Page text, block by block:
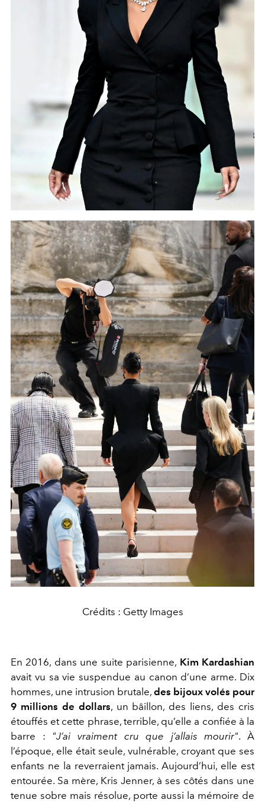
Crédits : Getty Images
En 2016, dans une suite parisienne, Kim Kardashian
avait vu sa vie suspendue au canon d’une arme. Dix
hommes, une intrusion brutale, des bijoux volés pour
9 millions de dollars, un bâillon, des liens, des cris
étouffés et cette phrase, terrible, qu’elle a confiée à la
barre : "J’ai vraiment cru que j’allais mourir". À
l’époque, elle était seule, vulnérable, croyant que ses
enfants ne la reverraient jamais. Aujourd’hui, elle est
entourée. Sa mère, Kris Jenner, à ses côtés dans une
tenue sobre mais résolue, porte aussi la mémoire de